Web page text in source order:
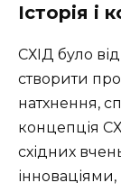
Історія і
СХІД було
створити
натхнення,
концепція
східних